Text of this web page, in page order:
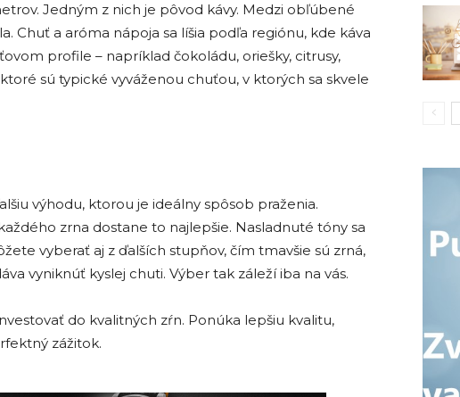
Jedným z nich je pôvod kávy. Medzi obľúbené
Chuť a aróma nápoja sa líšia podľa regiónu, kde káva
profile – napríklad čokoládu, oriešky, citrusy,
sú typické vyváženou chuťou, v ktorých sa skvele
výhodu, ktorou je ideálny spôsob praženia.
zrna dostane to najlepšie. Nasladnuté tóny sa
vyberať aj z ďalších stupňov, čím tmavšie sú zrná,
vyniknúť kyslej chuti. Výber tak záleží iba na vás.
do kvalitných zŕn. Ponúka lepšiu kvalitu,
zážitok.